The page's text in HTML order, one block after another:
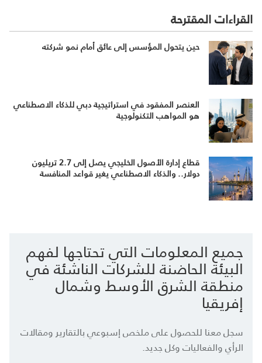
القراءات المقترحة
حين يتحول المؤسس إلى عائق أمام نمو شركته
العنصر المفقود في استراتيجية دبي للذكاء الاصطناعي
هو المواهب التكنولوجية
قطاع إدارة الأصول الخليجي يصل إلى 2.7 تريليون
دولار.. والذكاء الاصطناعي يغير قواعد المنافسة
جميع المعلومات التي تحتاجها لفهم
البيئة الحاضنة للشركات الناشئة في
منطقة الشرق الأوسط وشمال
إفريقيا
سجل معنا للحصول على ملخص إسبوعي بالتقارير ومقالات
الرأي والفعاليات وكل جديد.